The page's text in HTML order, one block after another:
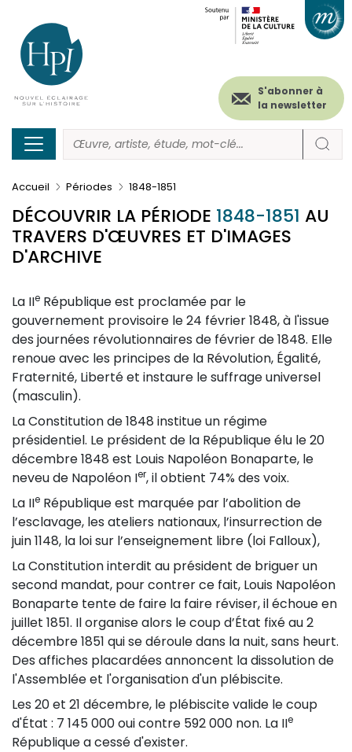
contenu
principal
Menu
secondaire
(header)
S'abonner à
la newsletter
Accueil Périodes 1848-1851
DÉCOUVRIR LA PÉRIODE 1848-1851 AU
TRAVERS D'ŒUVRES ET D'IMAGES
D'ARCHIVE
La IIe République est proclamée par le
gouvernement provisoire le 24 février 1848, à l'issue
des journées révolutionnaires de février de 1848. Elle
renoue avec les principes de la Révolution, Égalité,
Fraternité, Liberté et instaure le suffrage universel
(masculin).
La Constitution de 1848 institue un régime
présidentiel. Le président de la République élu le 20
décembre 1848 est Louis Napoléon Bonaparte, le
neveu de Napoléon Ier, il obtient 74% des voix.
La IIe République est marquée par l’abolition de
l’esclavage, les ateliers nationaux, l’insurrection de
juin 1148, la loi sur l’enseignement libre (loi Falloux),
La Constitution interdit au président de briguer un
second mandat, pour contrer ce fait, Louis Napoléon
Bonaparte tente de faire la faire réviser, il échoue en
juillet 1851. Il organise alors le coup d’État fixé au 2
décembre 1851 qui se déroule dans la nuit, sans heurt.
Des affiches placardées annoncent la dissolution de
l'Assemblée et l'organisation d'un plébiscite.
Les 20 et 21 décembre, le plébiscite valide le coup
d'État : 7 145 000 oui contre 592 000 non. La IIe
République a cessé d'exister.